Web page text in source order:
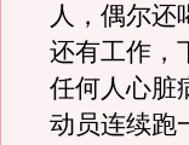
人，偶尔还
还有工作，
任何人心脏
动员连续跑